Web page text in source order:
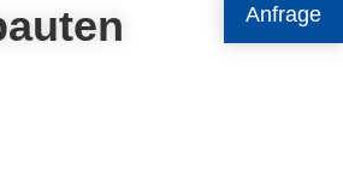
Anfrage